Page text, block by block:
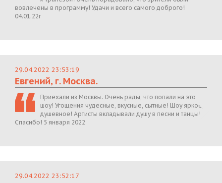
вовлечены в программу! Удачи и всего самого доброго!
04.01.22г
29.04.2022 23:53:19
Евгений, г. Москва.
Приехали из Москвы. Очень рады, что попали на это
шоу! Угощения чудесные, вкусные, сытные! Шоу яркое,
душевное! Артисты вкладывали душу в песни и танцы!
Спасибо! 5 января 2022
29.04.2022 23:52:17